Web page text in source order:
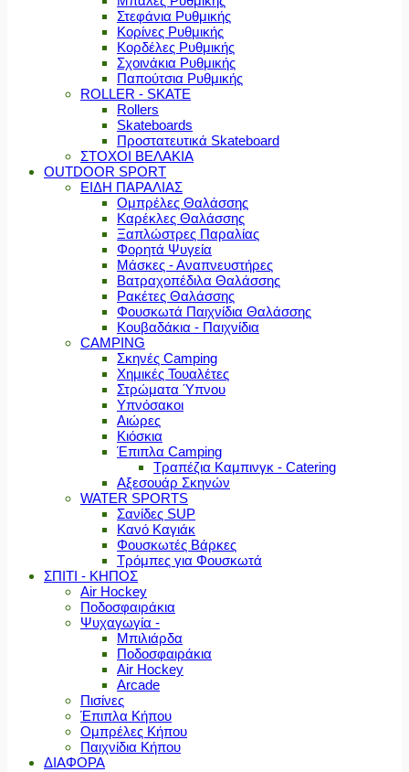
Στεφάνια Ρυθμικής
Κορίνες Ρυθμικής
Κορδέλες Ρυθμικής
Σχοινάκια Ρυθμικής
Παπούτσια Ρυθμικής
ROLLER - SKATE
Rollers
Skateboards
Προστατευτικά Skateboard
ΣΤΟΧΟΙ ΒΕΛΑΚΙΑ
OUTDOOR SPORT
ΕΙΔΗ ΠΑΡΑΛΙΑΣ
Ομπρέλες Θαλάσσης
Καρέκλες Θαλάσσης
Ξαπλώστρες Παραλίας
Φορητά Ψυγεία
Μάσκες - Αναπνευστήρες
Βατραχοπέδιλα Θαλάσσης
Ρακέτες Θαλάσσης
Φουσκωτά Παιχνίδια Θαλάσσης
Κουβαδάκια - Παιχνίδια
CAMPING
Σκηνές Camping
Χημικές Τουαλέτες
Στρώματα Ύπνου
Υπνόσακοι
Αιώρες
Κιόσκια
Έπιπλα Camping
Τραπέζια Καμπινγκ - Catering
Αξεσουάρ Σκηνών
WATER SPORTS
Σανίδες SUP
Κανό Καγιάκ
Φουσκωτές Βάρκες
Τρόμπες για Φουσκωτά
ΣΠΙΤΙ - ΚΗΠΟΣ
Air Hockey
Ποδοσφαιράκια
Ψυχαγωγία -
Μπιλιάρδα
Ποδοσφαιράκια
Air Hockey
Arcade
Πισίνες
Έπιπλα Κήπου
Ομπρέλες Κήπου
Παιχνίδια Κήπου
ΔΙΑΦΟΡΑ